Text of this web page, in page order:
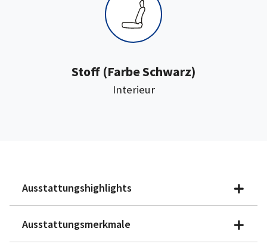
Interieur
Stoff :(Farbe Schwarz)
Ausstattungshighlights
Ausstattungsmerkmale